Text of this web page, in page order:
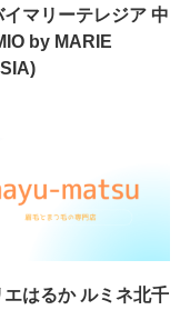
イマリーテレジア 中
by MARIE
エはるか ルミネ北千